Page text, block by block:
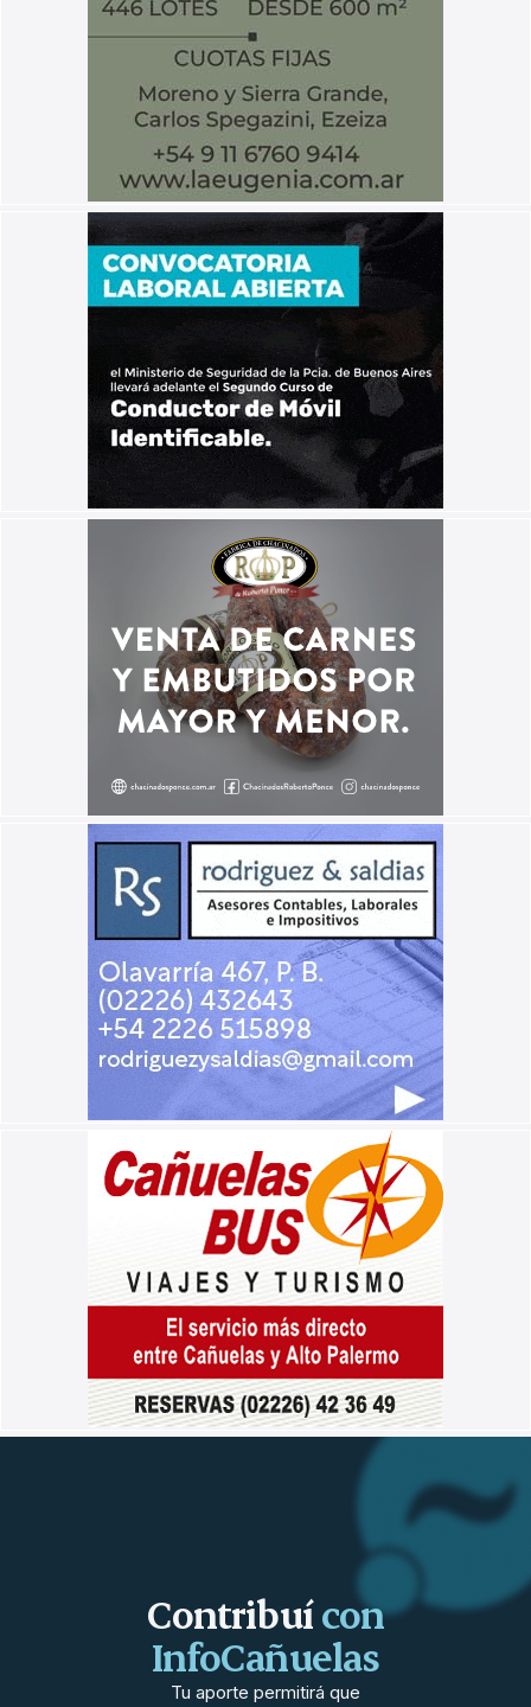
Contribuícon
InfoCañuelas
Tu aporte permitirá que